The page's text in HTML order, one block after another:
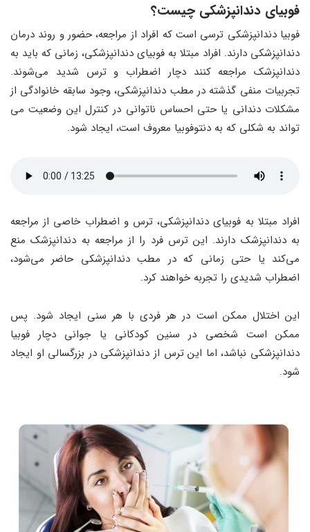
فوبیای دندانپزشکی چیست؟
فوبیا دندانپزشکی ترسی است که افراد از مراجعه، حضور و روند درمان
دندانپزشکی دارند. افراد مبتلا به فوبیای دندانپزشکی، زمانی که باید به
دندانپزشک مراجعه کنند دچار اضطراب و ترس شدید می‌شوند.
تجربیات منفی گذشته در مطب دندانپزشکی، وجود سابقه خانوادگی از
مشکلات دندانی یا حتی احساس ناتوانی در کنترل این وضعیت می
‌تواند به شکلی که به دنتوفوبیا معروف است، ایجاد شود.
افراد مبتلا به فوبیای دندانپزشکی، ترس و اضطراب خاصی از مراجعه
به دندانپزشک دارند. این ترس فرد را از مراجعه به دندانپزشک منع
می‌کند یا حتی زمانی که در مطب دندانپزشکی حاضر می‌‌شود،
اضطراب شدیدی را تجربه خواهند کرد.
این اختلال ممکن است در هر فردی با هر سنی ایجاد شود. پس
ممکن است شخصی در سنین کودکانی یا جوانی دچار فوبیا
دندانپزشکی نباشد، اما این ترس از دندانپزشکی در بزرگسالی او ایجاد
شود.